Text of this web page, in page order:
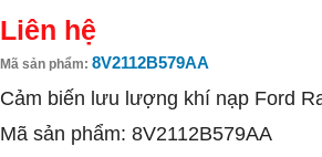
Liên hệ
Mã sản phẩm: 8V2112B579AA
Cảm biến lưu lượng khí nạp Ford
Mã sản phẩm: 8V2112B579AA